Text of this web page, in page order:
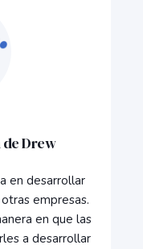
Drew
en desarrollar
empresas.
en que las
a desarrollar